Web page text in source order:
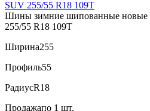
Шины зимние шипованные новые
255/55 R18 109T
Ширина255
Профиль55
РадиусR18
Продажапо 1 шт.